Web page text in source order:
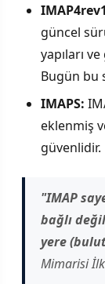
güncel
yapıları
Bugün bu
IMAPS:
eklenmiş
güvenlidir.
"IMAP
bağlı
yere
Mimarisi